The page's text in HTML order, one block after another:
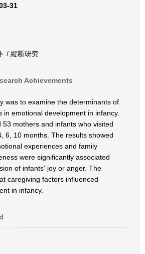
31
/ 縦断研究
Achievements
was to examine the determinants of
in emotional development in infancy.
53 mothers and infants who visited
6, 10 months. The results showed
experiences and family
were significantly associated
of infants' joy or anger. The
caregiving factors influenced
in infancy.